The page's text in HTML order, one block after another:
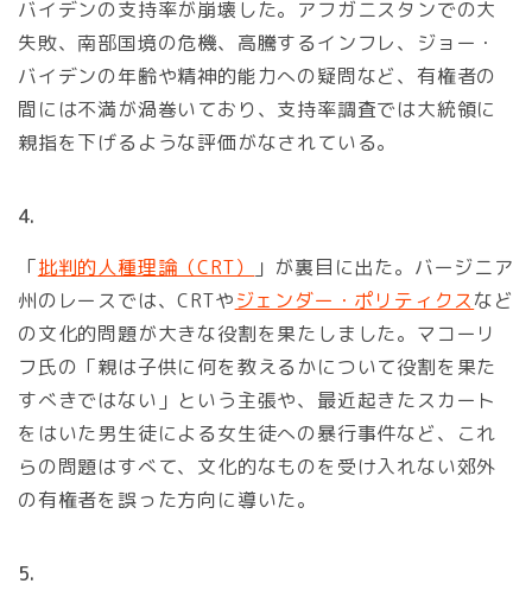
バイデンの支持率が崩壊した。アフガニスタンでの大
失敗、南部国境の危機、高騰するインフレ、ジョー・
バイデンの年齢や精神的能力への疑問など、有権者の
間には不満が渦巻いており、支持率調査では大統領に
親指を下げるような評価がなされている。
4.
「批判的人種理論（CRT）
」が裏目に出た。バージニア
州のレースでは、CRTやジェンダー・ポリティクスなど
の文化的問題が大きな役割を果たしました。マコーリ
フ氏の「親は子供に何を教えるかについて役割を果た
すべきではない」という主張や、最近起きたスカート
をはいた男生徒による女生徒への暴行事件など、これ
らの問題はすべて、文化的なものを受け入れない郊外
の有権者を誤った方向に導いた。
5.